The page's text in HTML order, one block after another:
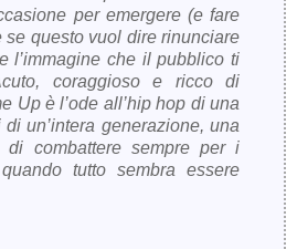
per emergere (e fare
se questo vuol dire rinunciare
l’immagine che il pubblico ti
coraggioso e ricco di
Up è l’ode all’hip hop di una
un’intera generazione, una
di combattere sempre per i
tutto sembra essere